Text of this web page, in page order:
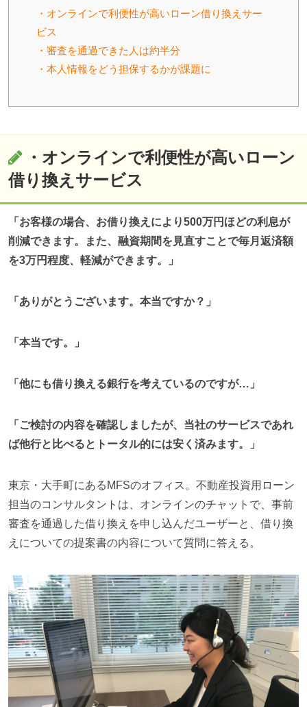
・オンラインで利便性が高いローン借り換えサー
ビス
・審査を通過できた人は約半分
・本人情報をどう担保するかが課題に
・オンラインで利便性が高いローン
借り換えサービス
「お客様の場合、お借り換えにより500万円ほどの利息が
削減できます。また、融資期間を見直すことで毎月返済額
を3万円程度、軽減ができます。」
「ありがとうございます。本当ですか？」
「本当です。」
「他にも借り換える銀行を考えているのですが…」
「ご検討の内容を確認しましたが、当社のサービスであれ
ば他行と比べるとトータル的には安く済みます。」
東京・大手町にあるMFSのオフィス。不動産投資用ローン
担当のコンサルタントは、オンラインのチャットで、事前
審査を通過した借り換えを申し込んだユーザーと、借り換
えについての提案書の内容について質問に答える。